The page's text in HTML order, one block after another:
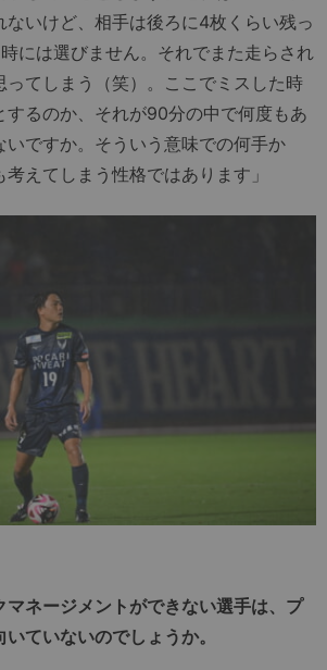
ないけど、相手は後ろに4枚くらい残っ
には選びません。それでまた走らされ
ってしまう（笑）。ここでミスした時
するのか、それが90分の中で何度もあ
いですか。そういう意味での何手か
えてしまう性格ではあります」
ネージメントができない選手は、プ
ていないのでしょうか。